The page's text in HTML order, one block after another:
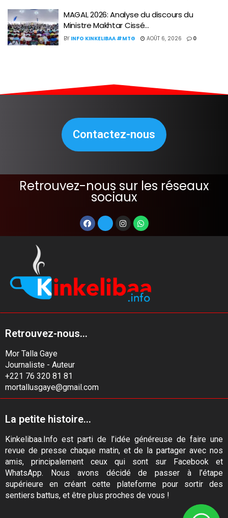
MAGAL 2026: Analyse du discours du
Ministre Makhtar Cissé…
BY INFO KINKELIBAA #MTG AOÛT 6, 2026 0
Contactez-nous
Retrouvez-nous sur les réseaux
sociaux
Retrouvez-nous...
Mor Talla Gaye
Journaliste - Auteur
+221 76 320 81 81
mortallusgaye@gmail.com
La petite histoire...
Kinkelibaa.Info est parti de l’idée généreuse de faire une
revue de presse chaque matin, et de la partager avec nos
amis, principalement ceux qui sont sur Facebook et
WhatsApp. Nous avons décidé de passer à l’étape
supérieure en créant cette plateforme pour sortir des
sentiers battus, et être plus proches de vous !